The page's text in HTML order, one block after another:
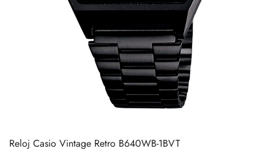
Reloj Casio Vintage Retro B640WB-1BVT